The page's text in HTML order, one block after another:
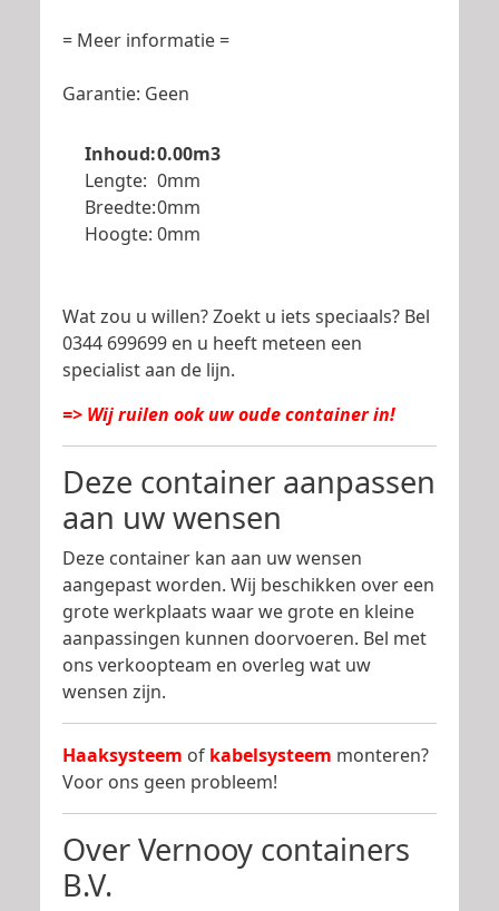
= Meer informatie =
Garantie: Geen
Inhoud:0.00m3
Lengte: 0mm
Breedte:0mm
Hoogte: 0mm
Wat zou u willen? Zoekt u iets speciaals? Bel
0344 699699 en u heeft meteen een
specialist aan de lijn.
=> Wij ruilen ook uw oude container in!
Deze container aanpassen
aan uw wensen
Deze container kan aan uw wensen
aangepast worden. Wij beschikken over een
grote werkplaats waar we grote en kleine
aanpassingen kunnen doorvoeren. Bel met
ons verkoopteam en overleg wat uw
wensen zijn.
Haaksysteem of kabelsysteem monteren?
Voor ons geen probleem!
Over Vernooy containers
B.V.